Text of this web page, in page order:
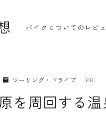
バイクについてのレビ
一覧
ツーリング・ドライブ PR
を周回する